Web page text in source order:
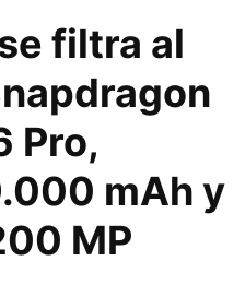
filtra al
Pro,
mAh y
MP